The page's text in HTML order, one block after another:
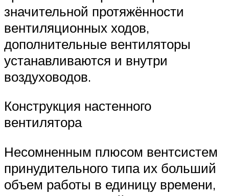
значительной протяжённости
вентиляционных ходов,
дополнительные вентиляторы
устанавливаются и внутри
воздуховодов.
Конструкция настенного
вентилятора
Несомненным плюсом вентсистем
принудительного типа их больший
объем работы в единицу времени,